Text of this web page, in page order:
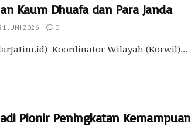
Kaum Dhuafa dan Para Janda
JUNI 2026 0
Koordinator Wilayah (Korwil)...
Pionir Peningkatan Kemampuan